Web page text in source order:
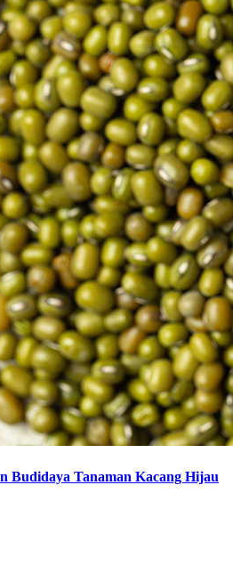
Budidaya Tanaman Kacang Hijau